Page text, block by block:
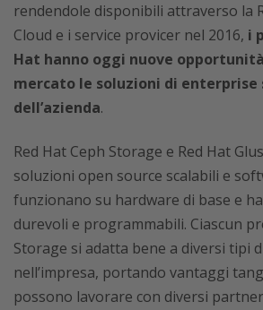
rendendole disponibili attraverso la
Cloud e i service provicer nel 2016, i
Hat hanno oggi nuove
mercato le soluzioni di enterprise
dell’azienda.
Red Hat Ceph Storage e Red Hat
soluzioni open source scalabili e
funzionano su hardware di base e
durevoli e programmabili. Ciascun
Storage si adatta bene a diversi tipi
nell’impresa, portando vantaggi
possono lavorare con diversi